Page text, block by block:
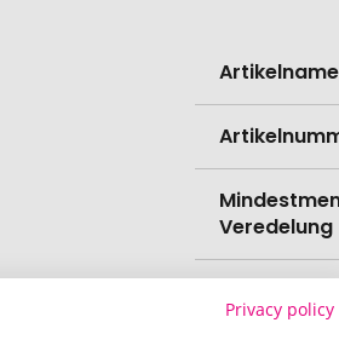
Informationen
Artikelname
Veredelung
Privacy policy